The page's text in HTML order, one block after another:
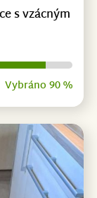
s vzácným
Vybráno 90 %